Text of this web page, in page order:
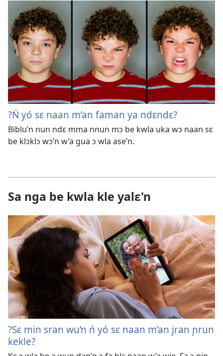
?Ń yó sɛ naan m’an faman ya ndɛndɛ?
Biblu’n nun ndɛ mma nnun mɔ be kwla uka wɔ naan sɛ
be klɔklɔ wɔ’n w’a gua ɔ wla ase’n.
Sa nga be kwla kle yalɛ'n
?Sɛ min sran wu’n ń yó sɛ naan m’an jran ɲrun
kekle?